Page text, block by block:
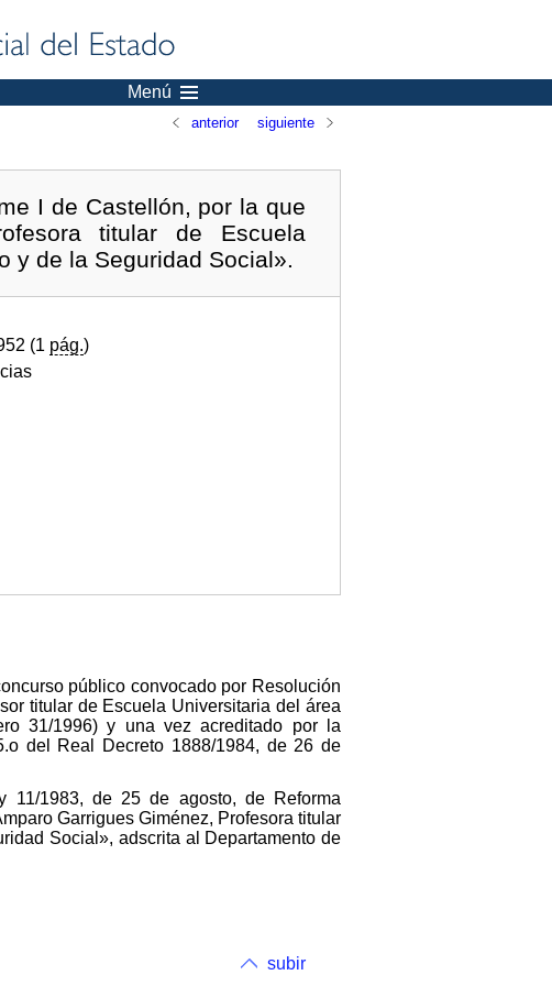
Menú
anterior siguiente
I de Castellón, por la que
titular de Escuela
y de la Seguridad Social».
(1 pág.)
público convocado por Resolución
titular de Escuela Universitaria del área
31/1996) y una vez acreditado por la
del Real Decreto 1888/1984, de 26 de
1983, de 25 de agosto, de Reforma
Garrigues Giménez, Profesora titular
Social», adscrita al Departamento de
subir